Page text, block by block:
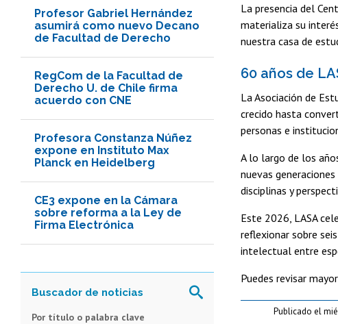
Profesor Gabriel Hernández
asumirá como nuevo Decano
de Facultad de Derecho
RegCom de la Facultad de
Derecho U. de Chile firma
acuerdo con CNE
Profesora Constanza Núñez
expone en Instituto Max
Planck en Heidelberg
CE3 expone en la Cámara
sobre reforma a la Ley de
Firma Electrónica
La presencia del
materializa su
nuestra casa de
60 años de
La Asociación de
crecido hasta
personas e
A lo largo de los
nuevas
disciplinas y
Este 2026, LASA
reflexionar sobre
intelectual entre
Puedes revisar
Publicado el
Por título o palabra clave